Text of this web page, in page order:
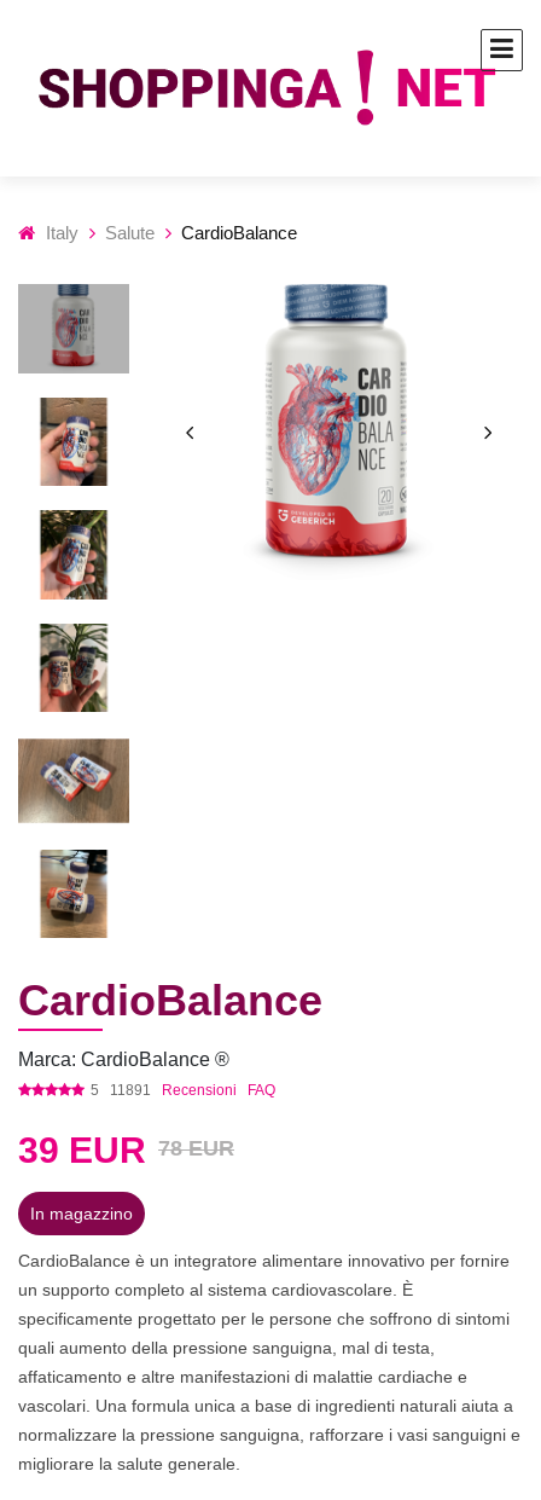
Italy Salute CardioBalance
CardioBalance
Marca: CardioBalance ®
5 11891 Recensioni FAQ
39 EUR 78 EUR
In magazzino
CardioBalance è un integratore alimentare innovativo per fornire
un supporto completo al sistema cardiovascolare. È
specificamente progettato per le persone che soffrono di sintomi
quali aumento della pressione sanguigna, mal di testa,
affaticamento e altre manifestazioni di malattie cardiache e
vascolari. Una formula unica a base di ingredienti naturali aiuta a
normalizzare la pressione sanguigna, rafforzare i vasi sanguigni e
migliorare la salute generale.